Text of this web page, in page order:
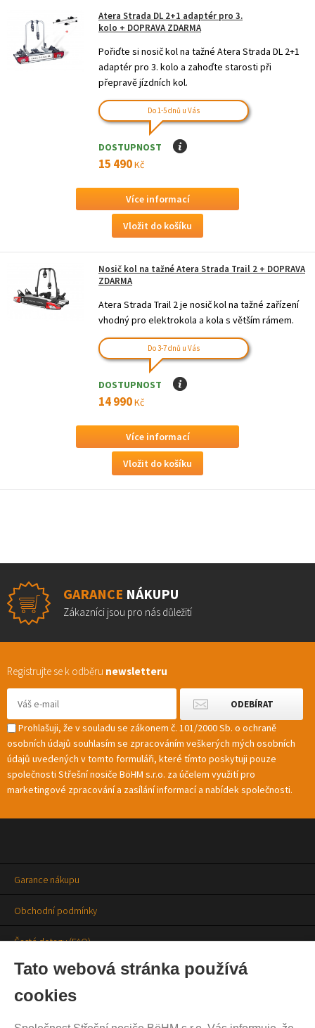
Tato webová stránka používá
cookies
Atera Strada DL 2+1 adaptér pro 3.
kolo + DOPRAVA ZDARMA
Pořiďte si nosič kol na tažné Atera Strada DL 2+1
adaptér pro 3. kolo a zahoďte starosti při
přepravě jízdních kol.
Do 1-5 dnů u Vás
DOSTUPNOST I
15 490Kč
Více informací
Nosič kol na tažné Atera Strada Trail 2 + DOPRAVA
ZDARMA
Atera Strada Trail 2 je nosič kol na tažné zařízení
vhodný pro elektrokola a kola s větším rámem.
Do 3-7 dnů u Vás
DOSTUPNOST I
14 990Kč
Více informací
GARANCE NÁKUPU
Zákazníci jsou pro nás důležití
Registrujte se k odběru newsletteru
Prohlašuji, že v souladu se zákonem č. 101/2000 Sb. o ochraně
osobních údajů souhlasím se zpracováním veškerých mých osobních
údajů uvedených v tomto formuláři, které tímto poskytuji pouze
společnosti Střešní nosiče BöHM s.r.o. za účelem využití pro
marketingové zpracování a zasílání informací a nabídek společnosti.
Garance nákupu
Obchodní podmínky
Časté dotazy (FAQ)
Prodejny
Aktuality